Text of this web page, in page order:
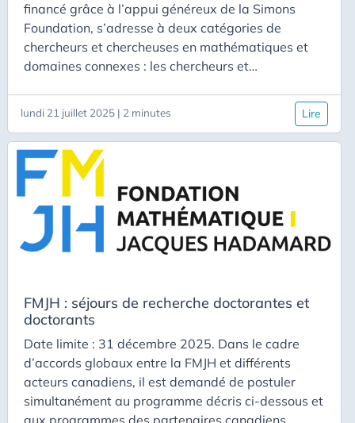
financé grâce à l’appui généreux de la Simons
Foundation, s’adresse à deux catégories de
chercheurs et chercheuses en mathématiques et
domaines connexes : les chercheurs et
chercheuses séniors. Le programme offre
d’effectuer des séjours de 1 à 6 mois dans l’une
des universités partenaires du CRM :
lundi 21 juillet 2025 | 2 minutes Lire
FMJH : séjours de recherche doctorantes et
doctorants
Date limite : 31 décembre 2025. Dans le cadre
d’accords globaux entre la FMJH et différents
acteurs canadiens, il est demandé de postuler
simultanément au programme décris ci-dessous et
aux programmes des partenaires canadiens.